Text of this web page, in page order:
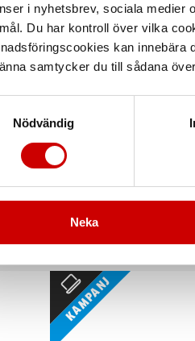
i nyhetsbrev, sociala medier
Du har kontroll över vilka
kan innebära
samtycker du till sådana
Nödvändig
Neka
Bandslip
Kampanj